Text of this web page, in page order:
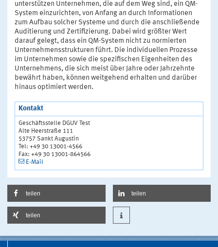
unterstützen Unternehmen, die auf dem Weg sind, ein QM-
System einzurichten, von Anfang an durch Informationen
zum Aufbau solcher Systeme und durch die anschließende
Auditierung und Zertifizierung. Dabei wird größter Wert
darauf gelegt, dass ein QM-System nicht zu normierten
Unternehmensstrukturen führt. Die individuellen Prozesse
im Unternehmen sowie die spezifischen Eigenheiten des
Unternehmens, die sich meist über Jahre oder Jahrzehnte
bewährt haben, können weitgehend erhalten und darüber
hinaus optimiert werden.
Kontakt
Geschäftsstelle DGUV Test
Alte Heerstraße 111
53757 Sankt Augustin
Tel: +49 30 13001-4566
Fax: +49 30 13001-864566
E-Mail
teilen teilen
teilen